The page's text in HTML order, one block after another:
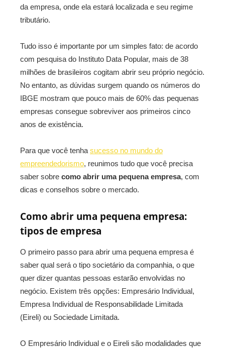
da empresa, onde ela estará localizada e seu regime
tributário.
Tudo isso é importante por um simples fato: de acordo
com pesquisa do Instituto Data Popular, mais de 38
milhões de brasileiros cogitam abrir seu próprio negócio.
No entanto, as dúvidas surgem quando os números do
IBGE mostram que pouco mais de 60% das pequenas
empresas consegue sobreviver aos primeiros cinco
anos de existência.
Para que você tenha sucesso no mundo do
empreendedorismo, reunimos tudo que você precisa
saber sobre como abrir uma pequena empresa, com
dicas e conselhos sobre o mercado.
Como abrir uma pequena empresa:
tipos de empresa
O primeiro passo para abrir uma pequena empresa é
saber qual será o tipo societário da companhia, o que
quer dizer quantas pessoas estarão envolvidas no
negócio. Existem três opções: Empresário Individual,
Empresa Individual de Responsabilidade Limitada
(Eireli) ou Sociedade Limitada.
O Empresário Individual e o Eireli são modalidades que